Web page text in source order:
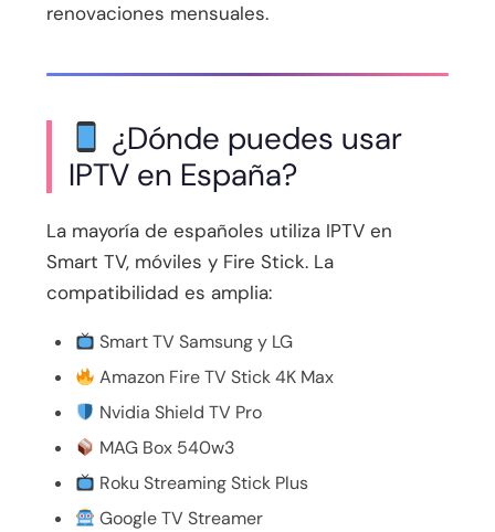
renovaciones mensuales.
¿Dónde puedes usar
IPTV en España?
La mayoría de españoles utiliza IPTV en
Smart TV, móviles y Fire Stick. La
compatibilidad es amplia:
Smart TV Samsung y LG
Amazon Fire TV Stick 4K Max
Nvidia Shield TV Pro
MAG Box 540w3
Roku Streaming Stick Plus
Google TV Streamer